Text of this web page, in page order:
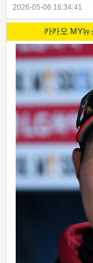
2026-05-06 16:34:41
카카오 MY뉴